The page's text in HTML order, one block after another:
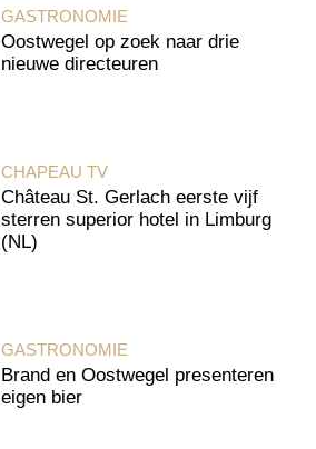
GASTRONOMIE
Oostwegel op zoek naar drie
nieuwe directeuren
CHAPEAU TV
Château St. Gerlach eerste vijf
sterren superior hotel in Limburg
(NL)
GASTRONOMIE
Brand en Oostwegel presenteren
eigen bier